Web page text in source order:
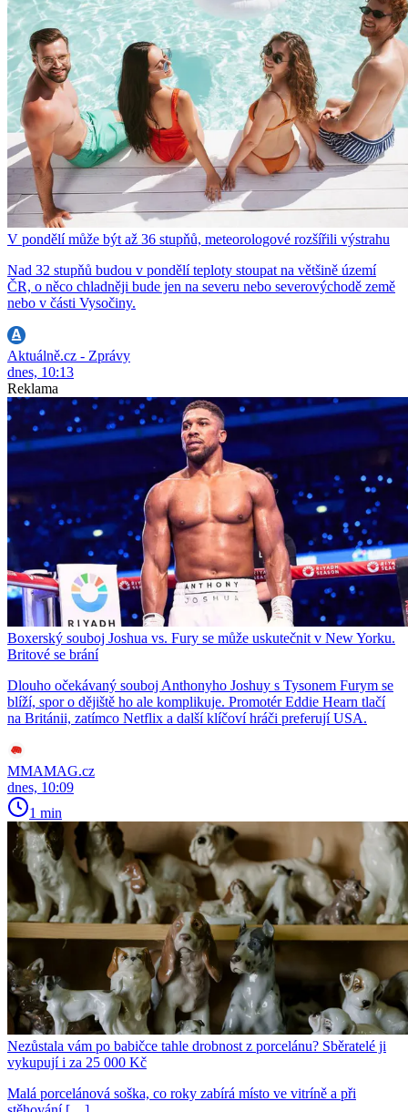
V pondělí může být až 36 stupňů, meteorologové rozšířili výstrahu
Nad 32 stupňů budou v pondělí teploty stoupat na většině území
ČR, o něco chladněji bude jen na severu nebo severovýchodě země
nebo v části Vysočiny.
Aktuálně.cz - Zprávy
dnes, 10:13
Reklama
Boxerský souboj Joshua vs. Fury se může uskutečnit v New Yorku.
Britové se brání
Dlouho očekávaný souboj Anthonyho Joshuy s Tysonem Furym se
blíží, spor o dějiště ho ale komplikuje. Promotér Eddie Hearn tlačí
na Británii, zatímco Netflix a další klíčoví hráči preferují USA.
MMAMAG.cz
dnes, 10:09
1 min
Nezůstala vám po babičce tahle drobnost z porcelánu? Sběratelé ji
vykupují i za 25 000 Kč
Malá porcelánová soška, co roky zabírá místo ve vitríně a při